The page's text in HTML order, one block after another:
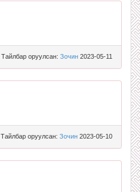
Тайлбар оруулсан: Зочин 2023-05-11
Тайлбар оруулсан: Зочин 2023-05-10